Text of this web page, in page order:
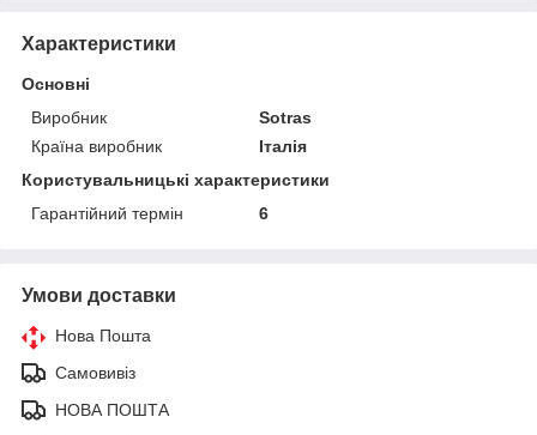
Характеристики
Основні
Виробник
Sotras
Країна виробник
Італія
Користувальницькі характеристики
Гарантійний термін
6
Умови доставки
Нова Пошта
Самовивіз
НОВА ПОШТА